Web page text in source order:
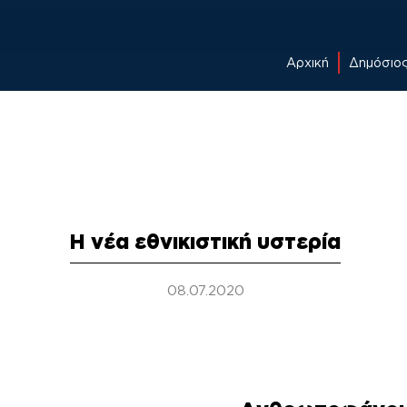
Αρχική
Η νέα εθνικιστική υστερία
08.07.2020